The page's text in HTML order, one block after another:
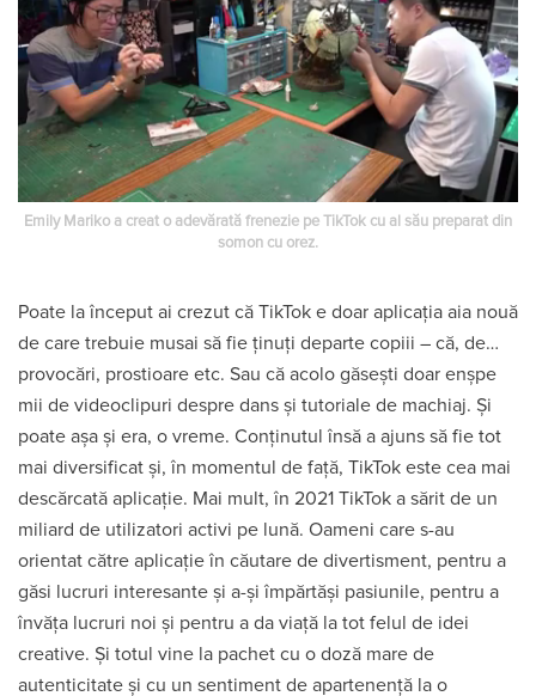
Emily Mariko a creat o adevărată frenezie pe TikTok cu al său preparat din
somon cu orez.
Poate la început ai crezut că TikTok e doar aplicația aia nouă
de care trebuie musai să fie ținuți departe copiii – că, de…
provocări, prostioare etc. Sau că acolo găsești doar enșpe
mii de videoclipuri despre dans și tutoriale de machiaj. Și
poate așa și era, o vreme. Conținutul însă a ajuns să fie tot
mai diversificat și, în momentul de față, TikTok este cea mai
descărcată aplicație. Mai mult, în 2021 TikTok a sărit de un
miliard de utilizatori activi pe lună. Oameni care s-au
orientat către aplicație în căutare de divertisment, pentru a
găsi lucruri interesante și a-și împărtăși pasiunile, pentru a
învăța lucruri noi și pentru a da viață la tot felul de idei
creative. Și totul vine la pachet cu o doză mare de
autenticitate și cu un sentiment de apartenență la o